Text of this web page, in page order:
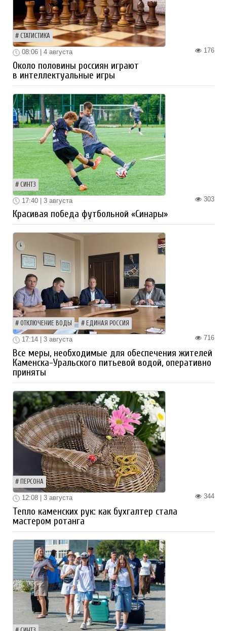
СТАТИСТИКА
176
08:06 | 4 августа
Около половины россиян играют
в интеллектуальные игры
СИНТЗ
303
17:40 | 3 августа
Красивая победа футбольной «Синары»
ОТКЛЮЧЕНИЕ ВОДЫ ЕДИНАЯ РОССИЯ
716
17:14 | 3 августа
Все меры, необходимые для обеспечения жителей
Каменска-Уральского питьевой водой, оперативно
приняты
ПЕРСОНА
344
12:08 | 3 августа
Тепло каменских рук: как бухгалтер стала
мастером ротанга